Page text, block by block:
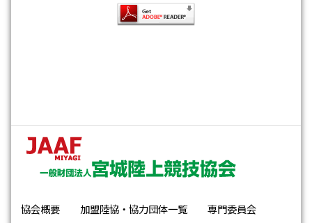
協会概要 加盟陸協・協力団体一覧 専門委員会